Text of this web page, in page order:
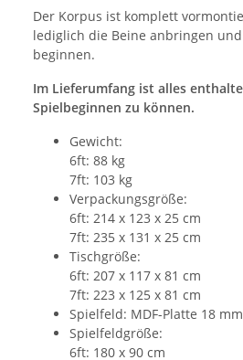
Der Korpus ist komplett
lediglich die Beine anbringen
beginnen.
Im Lieferumfang ist alles
Spielbeginnen zu können.
Gewicht:
6ft: 88 kg
7ft: 103 kg
Verpackungsgröße:
6ft: 214 x 123 x 25 cm
7ft: 235 x 131 x 25 cm
Tischgröße:
6ft: 207 x 117 x 81 cm
7ft: 223 x 125 x 81 cm
Spielfeld: MDF-Platte 18
Spielfeldgröße:
6ft: 180 x 90 cm